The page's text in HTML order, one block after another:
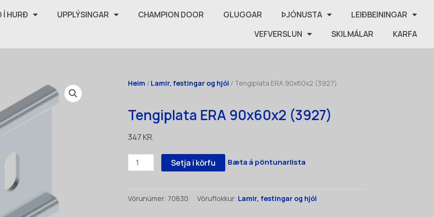
Í HURÐ UPPLÝSINGAR CHAMPION DOOR GLUGGAR ÞJÓNUSTA
LEIÐBEININGAR
VEFVERSLUN
SKILMÁLAR KARFA
Heim / Lamir, festingar og hjól / Tengiplata ERA 90x60x2 (3927)
Tengiplata ERA 90x60x2 (3927)
347KR.
Tengiplata
ERA
(3927)
Setja í körfu Bæta á pöntunarlista
Vörunúmer: 70830 Vöruflokkur: Lamir, festingar og hjól